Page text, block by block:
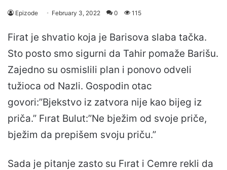
Epizode February 3, 2022 0 115
Firat je shvatio koja je Barisova slaba tačka.
Sto posto smo sigurni da Tahir pomaže Barišu.
Zajedno su osmislili plan i ponovo odveli
tužioca od Nazli. Gospodin otac
govori:”Bjekstvo iz zatvora nije kao bijeg iz
priča.” Fırat Bulut:”Ne bježim od svoje priče,
bježim da prepišem svoju priču.”
Sada je pitanje zasto su Fırat i Cemre rekli da